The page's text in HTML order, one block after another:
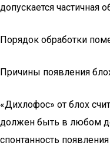
допускается частичная
Порядок обработки
Причины появления
«Дихлофос» от блох
должен быть в любом
спонтанность